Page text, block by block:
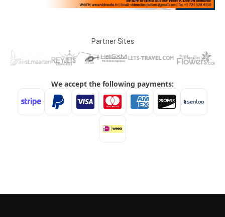
Partner Sites